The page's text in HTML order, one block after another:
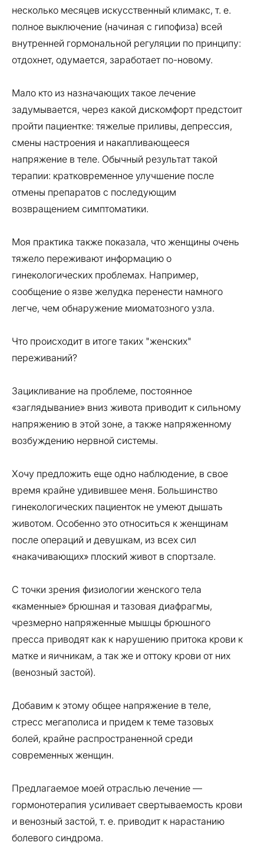
несколько месяцев искусственный климакс, т. е.
полное выключение (начиная с гипофиза) всей
внутренней гормональной регуляции по принципу:
отдохнет, одумается, заработает по-новому.
Мало кто из назначающих такое лечение
задумывается, через какой дискомфорт предстоит
пройти пациентке: тяжелые приливы, депрессия,
смены настроения и накапливающееся
напряжение в теле. Обычный результат такой
терапии: кратковременное улучшение после
отмены препаратов с последующим
возвращением симптоматики.
Моя практика также показала, что женщины очень
тяжело переживают информацию о
гинекологических проблемах. Например,
сообщение о язве желудка перенести намного
легче, чем обнаружение миоматозного узла.
Что происходит в итоге таких "женских"
переживаний?
Зацикливание на проблеме, постоянное
«заглядывание» вниз живота приводит к сильному
напряжению в этой зоне, а также напряженному
возбуждению нервной системы.
Хочу предложить еще одно наблюдение, в свое
время крайне удивившее меня. Большинство
гинекологических пациенток не умеют дышать
животом. Особенно это относиться к женщинам
после операций и девушкам, из всех сил
«накачивающих» плоский живот в спортзале.
С точки зрения физиологии женского тела
«каменные» брюшная и тазовая диафрагмы,
чрезмерно напряженные мышцы брюшного
пресса приводят как к нарушению притока крови к
матке и яичникам, а так же и оттоку крови от них
(венозный застой).
Добавим к этому общее напряжение в теле,
стресс мегаполиса и придем к теме тазовых
болей, крайне распространенной среди
современных женщин.
Предлагаемое моей отраслью лечение —
гормонотерапия усиливает свертываемость крови
и венозный застой, т. е. приводит к нарастанию
болевого синдрома.